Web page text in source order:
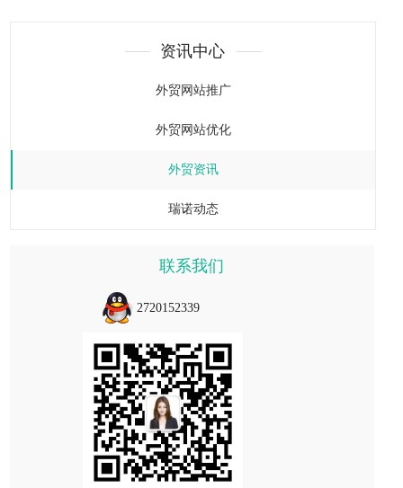
资讯中心
外贸网站推广
外贸网站优化
外贸资讯
瑞诺动态
联系我们
2720152339